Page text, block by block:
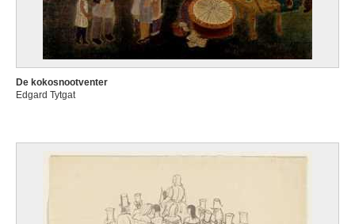
De kokosnootventer
Edgard Tytgat